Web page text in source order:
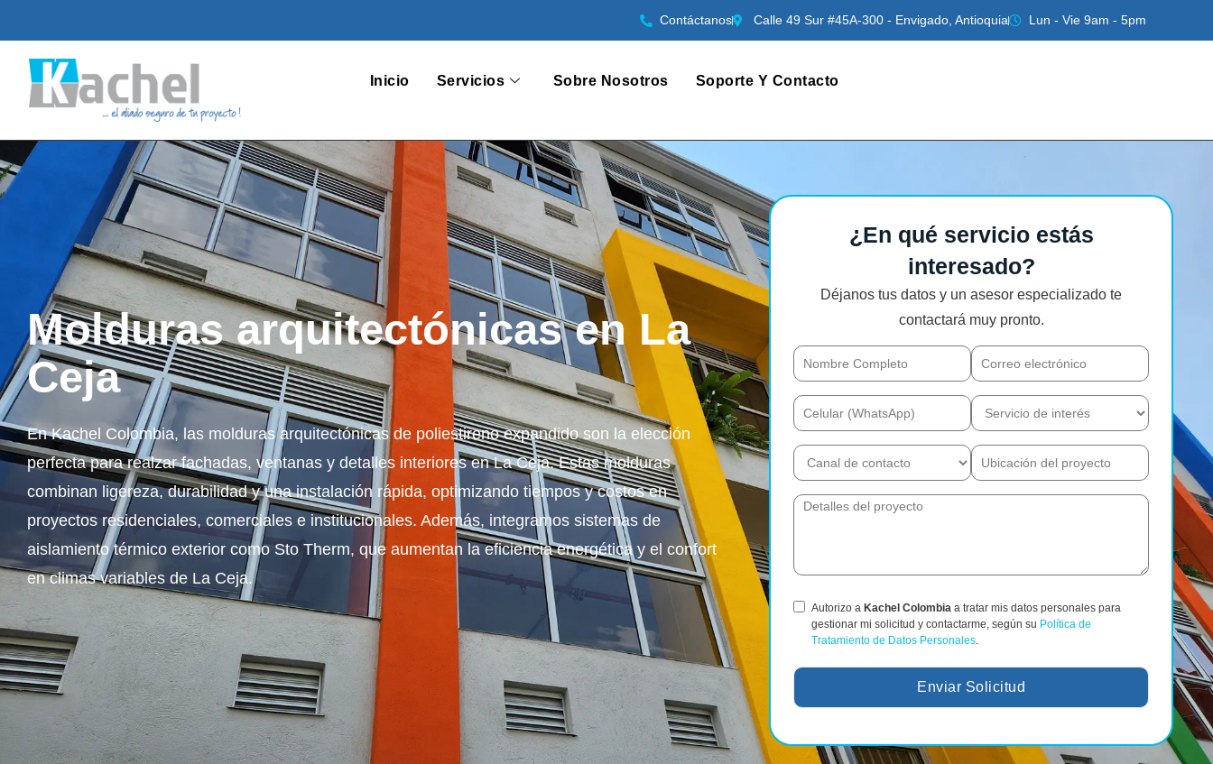
Contáctanos Calle 49 Sur #45A-300 - Envigado, Antioquia Lun - Vie 9am - 5pm
Inicio Servicios Sobre Nosotros Soporte Y Contacto
Molduras arquitectónicas en La
Ceja
En Kachel Colombia, las molduras arquitectónicas de poliestireno expandido son la elección
perfecta para realzar fachadas, ventanas y detalles interiores en La Ceja. Estas molduras
combinan ligereza, durabilidad y una instalación rápida, optimizando tiempos y costos en
proyectos residenciales, comerciales e institucionales. Además, integramos sistemas de
aislamiento térmico exterior como Sto Therm, que aumentan la eficiencia energética y el confort
en climas variables de La Ceja.
¿En qué servicio estás
interesado?
Déjanos tus datos y un asesor especializado te
contactará muy pronto.
Autorizo a Kachel Colombia a tratar mis datos personales para
gestionar mi solicitud y contactarme, según su Política de
Tratamiento de Datos Personales.
Enviar Solicitud